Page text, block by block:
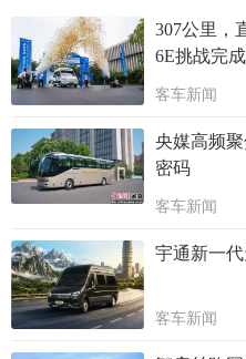
307公里，
6E挑战完
客车新闻
央媒高频
密码
客车新闻
宇通新一
客车新闻